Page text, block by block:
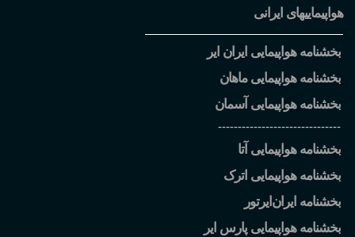
هواپیماییهای ایرانی
بخشنامه هواپیمایی ایران ایر
بخشنامه هواپیمایی ماهان
بخشنامه هواپیمایی آسمان
-------------------------------
بخشنامه هواپیمایی آتا
بخشنامه هواپیمایی اترک
بخشنامه ایران ایرتور
بخشنامه هواپیمایی پارس ایر